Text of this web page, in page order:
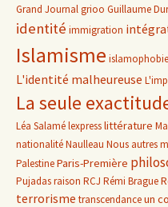
Grand Journalgrioo Guillaume
identité immigration
Islamisme islamophobie
L'identité malheureuse
La seule
Léa Salamélexpresslittérature
nationalitéNaulleau Nous autres
PalestineParis-Première
Pujadasraison RCJ Rémi Brague
terrorisme transcendanceun